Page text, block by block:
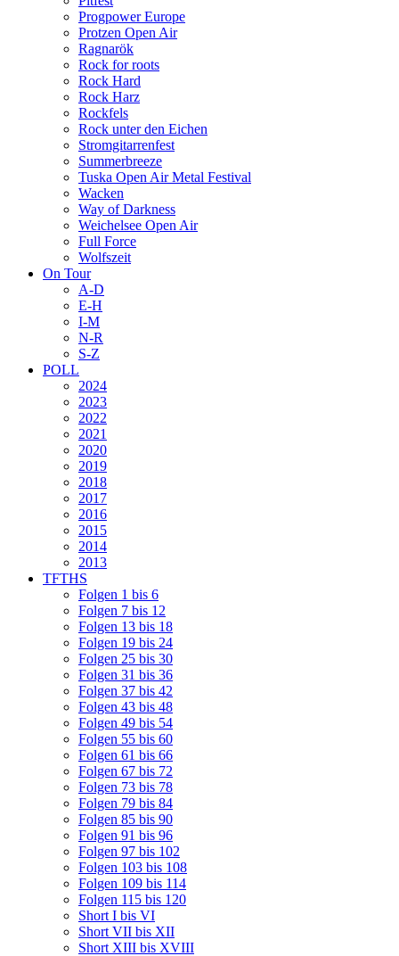
Progpower Europe
Protzen Open Air
Ragnarök
Rock for roots
Rock Hard
Rock Harz
Rockfels
Rock unter den Eichen
Stromgitarrenfest
Summerbreeze
Tuska Open Air Metal Festival
Wacken
Way of Darkness
Weichelsee Open Air
Full Force
Wolfszeit
On Tour
A-D
E-H
I-M
N-R
S-Z
POLL
2024
2023
2022
2021
2020
2019
2018
2017
2016
2015
2014
2013
TFTHS
Folgen 1 bis 6
Folgen 7 bis 12
Folgen 13 bis 18
Folgen 19 bis 24
Folgen 25 bis 30
Folgen 31 bis 36
Folgen 37 bis 42
Folgen 43 bis 48
Folgen 49 bis 54
Folgen 55 bis 60
Folgen 61 bis 66
Folgen 67 bis 72
Folgen 73 bis 78
Folgen 79 bis 84
Folgen 85 bis 90
Folgen 91 bis 96
Folgen 97 bis 102
Folgen 103 bis 108
Folgen 109 bis 114
Folgen 115 bis 120
Short I bis VI
Short VII bis XII
Short XIII bis XVIII